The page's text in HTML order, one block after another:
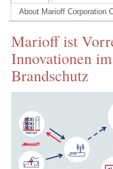
CONTACT US
INS MAIN WEBSITE
ABOUT US
About Marioff Corporation
Marioff ist
Innovationen
Brandschutz